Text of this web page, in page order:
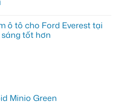
ô tô cho Ford Everest tại
tốt hơn
Minio Green